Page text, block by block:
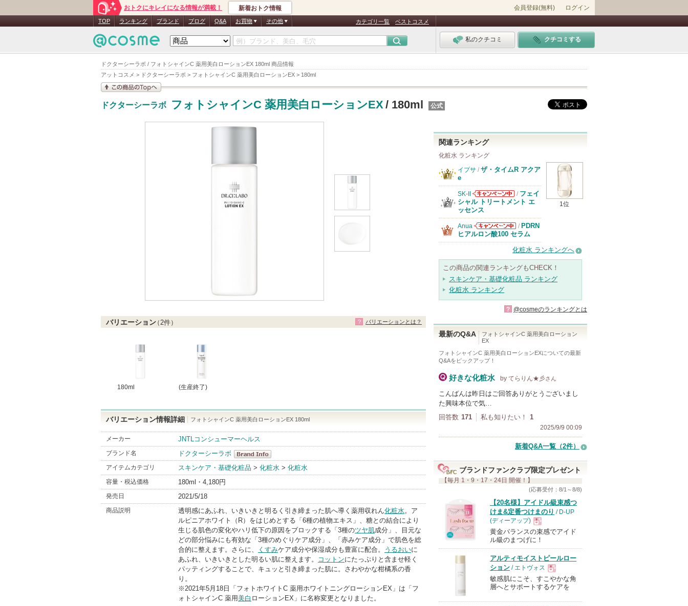
ドクターシーラボ / フォトシャインC 薬用美白ローションEX 180ml 商品情報
アットコスメ > ドクターシーラボ > フォトシャインC 薬用美白ローションEX > 180ml
おトクにキレイになる情報が満載！ 新着おトク情報 会員登録(無料) ログイン
TOP ランキング ブランド ブログ Q&A お買物 その他 カテゴリ一覧 ベストコスメ
私のクチコミ クチコミする
ドクターシーラボ フォトシャインC 薬用美白ローションEX/ 180ml 公式
バリエーション（2件）
180ml (生産終了)
バリエーションとは？
バリエーション情報詳細 フォトシャインC 薬用美白ローションEX 180ml
メーカー JNTLコンシューマーヘルス
ブランド名
ドクターシーラボ
ドクターシー
ラボ
BrandInfo
アイテムカテゴリ スキンケア・基礎化粧品 > 化粧水 > 化粧水
容量・税込価格 180ml・4,180円
発売日 2021/5/18
商品説明 透明感にあふれ、いきいきと明るく引き締まった肌へ導く薬用収れん化粧水。ア
ルピニアホワイト（R）をはじめとする「6種の植物エキス」、糖との結合により
生じる肌色の変化やハリ低下の原因をブロックする「3種のツヤ肌成分」、目元な
どの部分悩みにも有効な「3種のめぐりケア成分」、「赤みケア成分」で肌色を総
合的に整えます。さらに、
くすみケア成分や保湿成分も豊富に配合。 うるおいに
あふれ、いきいきとした明るい肌に整えます。
コットンにたっぷりと含ませ軽く
パッティングすることで、キュッと引き締まった肌に。さわやかな柑橘系の香
り。
※2021年5月18日「フォトホワイトC 薬用ホワイトニングローションEX」は「フ
ォトシャインC 薬用美白 ローションEX」に名称変更となりました。
関連ランキング
化粧水 ランキング
1位
イプサ / ザ・タイムR アクア
e
SK-II
SK-IIからのお
知らせがありま
/ フェイ
シャル トリートメント エ
ッセンス
Anua
Anuaからのお
知らせがありま
/ PDRN
ヒアルロン酸100 セラム
化粧水 ランキングへ
この商品の関連ランキングもCHECK！
スキンケア・基礎化粧品 ランキング
化粧水 ランキング
? @cosmeのランキングとは
最新のQ&A
フォトシャインC 薬用美白ローション
EX
フォトシャインC 薬用美白ローションEXについての最新
Q&Aをピックアップ！
好きな化粧水 by てらりん★彡さん
こんばんは昨日はご回答ありがとうございまし
た興味本位で気…
回答数 171 私も知りたい！ 1
2025/9/9 00:09
新着Q&A一覧（2件）
ブランドファンクラブ限定プレゼント
【毎月 1・9・17・24日 開催！】
(応募受付：8/1～8/8)
【20名様】アイドル級束感つ
けま&定番つけまのり / D-UP
(ディーアップ)
現
品
黄金バランスの束感でアイド
ル級のまつげに！
アルティモイストピールロー
ション / エトヴォス
現
敏感肌にこそ、すこやかな角
層へとサポートするケアを